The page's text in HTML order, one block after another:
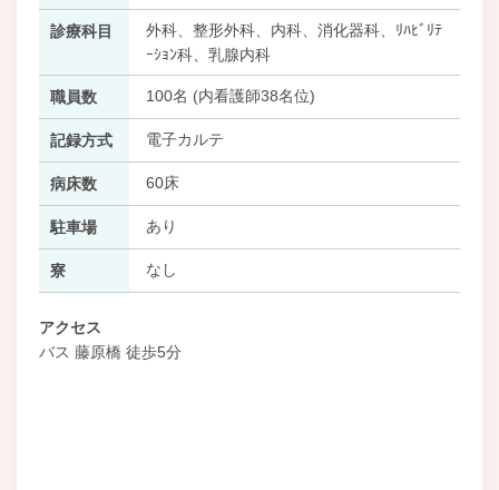
診療科目
外科、整形外科、内科、消化器科、ﾘﾊﾋﾞﾘﾃ
ｰｼｮﾝ科、乳腺内科
職員数 100名 (内看護師38名位)
記録方式 電子カルテ
病床数 60床
駐車場 あり
寮 なし
アクセス
バス 藤原橋 徒歩5分